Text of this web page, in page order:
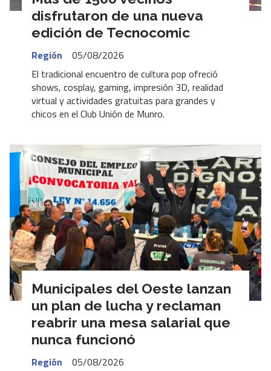
disfrutaron de una nueva
edición de Tecnocomic
Región
05/08/2026
El tradicional encuentro de cultura pop ofreció
shows, cosplay, gaming, impresión 3D, realidad
virtual y actividades gratuitas para grandes y
chicos en el Club Unión de Munro.
Municipales del Oeste lanzan
un plan de lucha y reclaman
reabrir una mesa salarial que
nunca funcionó
Región
05/08/2026